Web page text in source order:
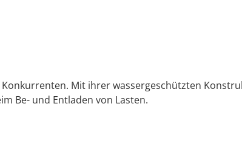
Mit ihrer wassergeschützten
Be- und Ent­laden von Las­ten.